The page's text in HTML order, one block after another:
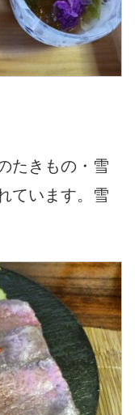
たきもの・雪
ています。雪